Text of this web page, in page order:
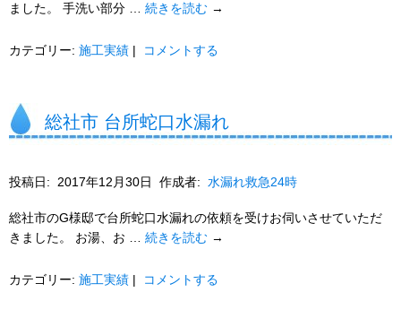
ました。 手洗い部分 … 続きを読む →
カテゴリー: 施工実績 | コメントする
総社市 台所蛇口水漏れ
投稿日: 2017年12月30日 作成者: 水漏れ救急24時
総社市のG様邸で台所蛇口水漏れの依頼を受けお伺いさせていただ
きました。 お湯、お … 続きを読む →
カテゴリー: 施工実績 | コメントする